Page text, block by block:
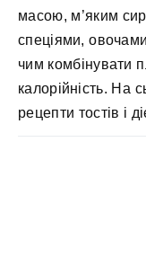
масою, м’яким
спеціями,
чим комбінувати
калорійність. На
рецепти тостів і